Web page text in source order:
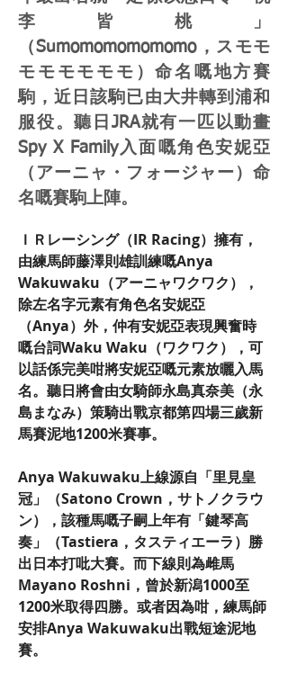
李皆桃」
（Sumomomomomomo，スモモ
モモモモモモ）命名嘅地方賽
駒，近日該駒已由大井轉到浦和
服役。聽日JRA就有一匹以動畫
Spy X Family入面嘅角色安妮亞
（アーニャ・フォージャー）命
名嘅賽駒上陣。
ＩＲレーシング（IR Racing）擁有，
由練馬師藤澤則雄訓練嘅Anya
Wakuwaku（アーニャワクワク），
除左名字元素有角色名安妮亞
（Anya）外，仲有安妮亞表現興奮時
嘅台詞Waku Waku（ワクワク），可
以話係完美咁將安妮亞嘅元素放曬入馬
名。聽日將會由女騎師永島真奈美（永
島まなみ）策騎出戰京都第四場三歲新
馬賽泥地1200米賽事。
Anya Wakuwaku上線源自「里見皇
冠」（Satono Crown，サトノクラウ
ン），該種馬嘅子嗣上年有「鍵琴高
奏」（Tastiera，タスティエーラ）勝
出日本打吡大賽。而下線則為雌馬
Mayano Roshni，曾於新潟1000至
1200米取得四勝。或者因為咁，練馬師
安排Anya Wakuwaku出戰短途泥地
賽。